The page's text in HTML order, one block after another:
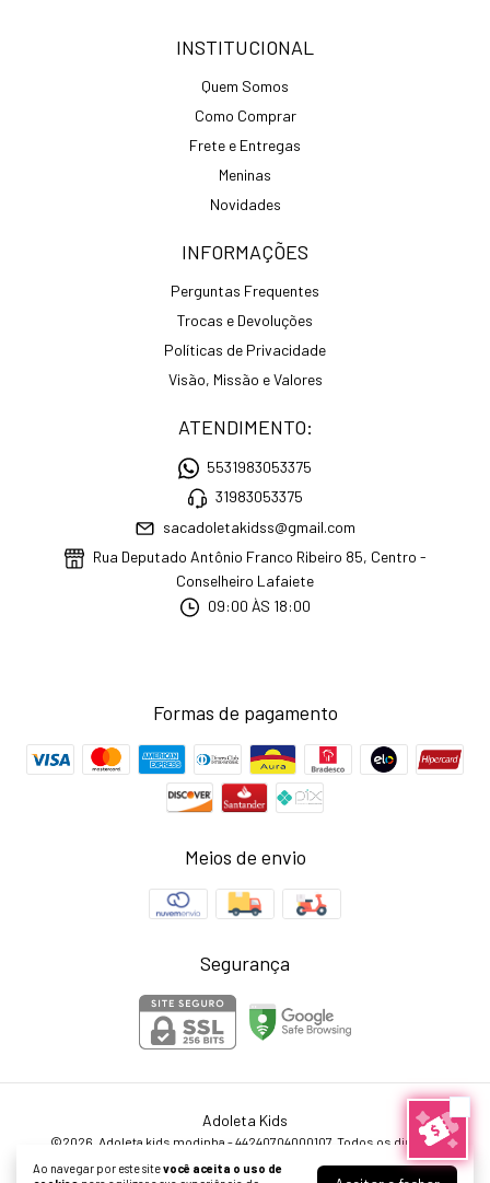
Ao navegar por este sitevocê aceita o uso de
INSTITUCIONAL
Quem Somos
Como Comprar
Frete e Entregas
Meninas
Novidades
INFORMAÇÕES
Perguntas Frequentes
Trocas e Devoluções
Políticas de Privacidade
Visão, Missão e Valores
ATENDIMENTO:
5531983053375
31983053375
sacadoletakidss@gmail.com
Rua Deputado Antônio Franco Ribeiro 85, Centro -
Conselheiro Lafaiete
09:00 ÀS 18:00
Formas de pagamento
Meios de envio
Segurança
Adoleta Kids
©2026. Adoleta kids modinha - 44240704000107. Todos os direitos